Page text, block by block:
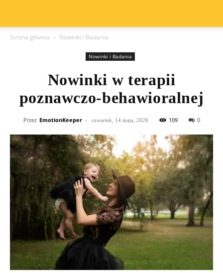
Strona główna Nowinki i Badania
Nowinki i Badania
Nowinki w terapii
poznawczo-behawioralnej
Przez EmotionKeeper - czwartek, 14 maja, 2026 109 0